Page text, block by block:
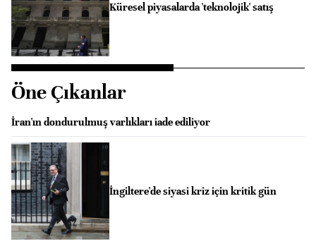
Küresel piyasalarda 'teknolojik' satış
Öne Çıkanlar
İran'ın dondurulmuş varlıkları iade ediliyor
İngiltere'de siyasi kriz için kritik gün